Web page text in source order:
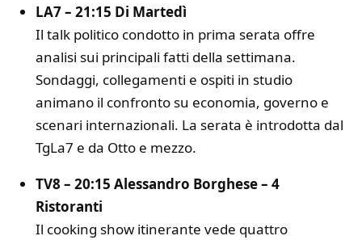
LA7 – 21:15 Di Martedì
Il talk politico condotto in prima serata offre
analisi sui principali fatti della settimana.
Sondaggi, collegamenti e ospiti in studio
animano il confronto su economia, governo e
scenari internazionali. La serata è introdotta dal
TgLa7 e da Otto e mezzo.
TV8 – 20:15 Alessandro Borghese – 4
Ristoranti
Il cooking show itinerante vede quattro